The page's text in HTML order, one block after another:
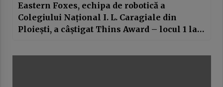
Eastern Foxes, echipa de robotică a
Colegiului Național I. L. Caragiale din
Ploiești, a câștigat Thins Award – locul 1 la
SUA